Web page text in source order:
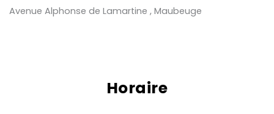
Avenue Alphonse de Lamartine , Maubeuge
Horaire